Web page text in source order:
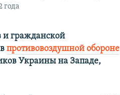
года
и гражданской
противовоздушной обороне
Украины на Западе,